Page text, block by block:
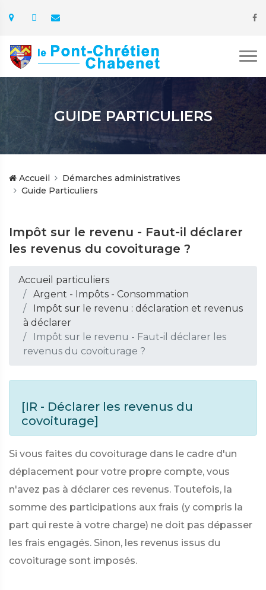
GUIDE PARTICULIERS
Accueil
Démarches administratives
Guide Particuliers
Impôt sur le revenu - Faut-il déclarer
les revenus du covoiturage ?
Accueil particuliers
Argent - Impôts - Consommation
Impôt sur le revenu : déclaration et revenus
à déclarer
Impôt sur le revenu - Faut-il déclarer les
revenus du covoiturage ?
[IR - Déclarer les revenus du
covoiturage]
Si vous faites du covoiturage dans le cadre d'un
déplacement pour votre propre compte, vous
n'avez pas à déclarer ces revenus. Toutefois, la
somme des participations aux frais (y compris la
part qui reste à votre charge) ne doit pas dépasser
les frais engagés. Sinon, les revenus issus du
covoiturage sont imposés.